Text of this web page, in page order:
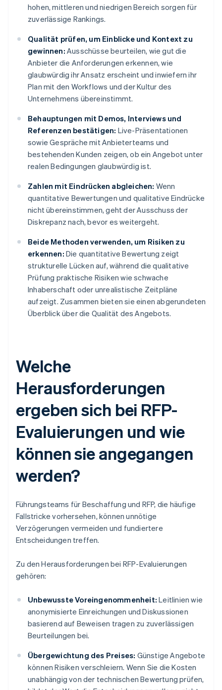
hohen, mittleren und niedrigen Bereich sorgen für
zuverlässige Rankings.
Qualität prüfen, um Einblicke und Kontext zu
gewinnen: Ausschüsse beurteilen, wie gut die
Anbieter die Anforderungen erkennen, wie
glaubwürdig ihr Ansatz erscheint und inwiefern ihr
Plan mit den Workflows und der Kultur des
Unternehmens übereinstimmt.
Behauptungen mit Demos, Interviews und
Referenzen bestätigen: Live-Präsentationen
sowie Gespräche mit Anbieterteams und
bestehenden Kunden zeigen, ob ein Angebot unter
realen Bedingungen glaubwürdig ist.
Zahlen mit Eindrücken abgleichen: Wenn
quantitative Bewertungen und qualitative Eindrücke
nicht übereinstimmen, geht der Ausschuss der
Diskrepanz nach, bevor es weitergeht.
Beide Methoden verwenden, um Risiken zu
erkennen: Die quantitative Bewertung zeigt
strukturelle Lücken auf, während die qualitative
Prüfung praktische Risiken wie schwache
Inhaberschaft oder unrealistische Zeitpläne
aufzeigt. Zusammen bieten sie einen abgerundeten
Überblick über die Qualität des Angebots.
Welche
Herausforderungen
ergeben sich bei RFP-
Evaluierungen und wie
können sie angegangen
werden?
Führungsteams für Beschaffung und RFP, die häufige
Fallstricke vorhersehen, können unnötige
Verzögerungen vermeiden und fundiertere
Entscheidungen treffen.
Zu den Herausforderungen bei RFP-Evaluierungen
gehören:
Unbewusste Voreingenommenheit: Leitlinien wie
anonymisierte Einreichungen und Diskussionen
basierend auf Beweisen tragen zu zuverlässigen
Beurteilungen bei.
Übergewichtung des Preises: Günstige Angebote
können Risiken verschleiern. Wenn Sie die Kosten
unabhängig von der technischen Bewertung prüfen,